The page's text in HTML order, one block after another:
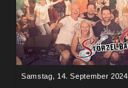
Samstag, 14. September 2024